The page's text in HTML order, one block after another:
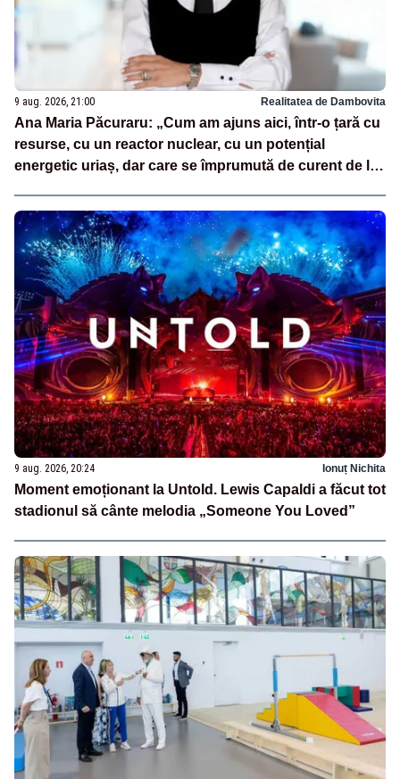
9 aug. 2026, 21:00 Realitatea de Dambovita
Ana Maria Păcuraru: „Cum am ajuns aici, într-o țară cu
resurse, cu un reactor nuclear, cu un potențial
energetic uriaș, dar care se împrumută de curent de la
9 aug. 2026, 20:24 Ionuț Nichita
Moment emoționant la Untold. Lewis Capaldi a făcut tot
stadionul să cânte melodia „Someone You Loved”